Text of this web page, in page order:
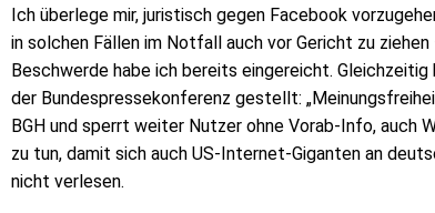
Ich überlege mir, juristisch gegen Facebook
in solchen Fällen im Notfall auch vor Gericht zu
Beschwerde habe ich bereits eingereicht.
der Bundespressekonferenz gestellt:
BGH und sperrt weiter Nutzer ohne Vorab-Info, auch
zu tun, damit sich auch US-Internet-Giganten an
nicht verlesen.